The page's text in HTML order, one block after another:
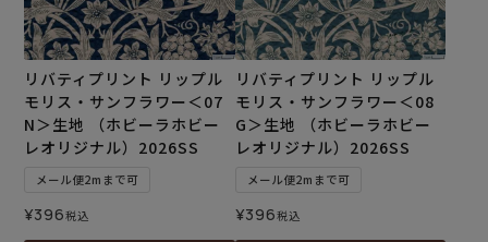
リバティプリント リップル
モリス・サンフラワー＜07
N＞生地 （ホビーラホビー
レオリジナル）2026SS
メール便2mまで可
¥396税込
リバティプリント リップル
モリス・サンフラワー＜08
G＞生地 （ホビーラホビー
レオリジナル）2026SS
メール便2mまで可
¥396税込